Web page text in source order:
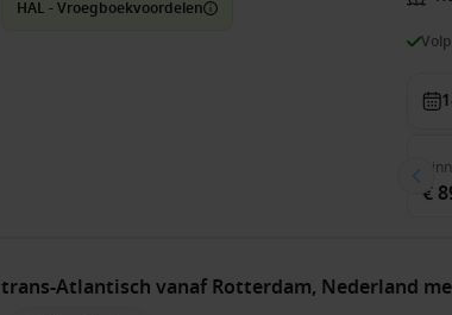
HAL - Vroegboekvoordelen
€
trans-Atlantisch vanaf Rotterdam, Nederland